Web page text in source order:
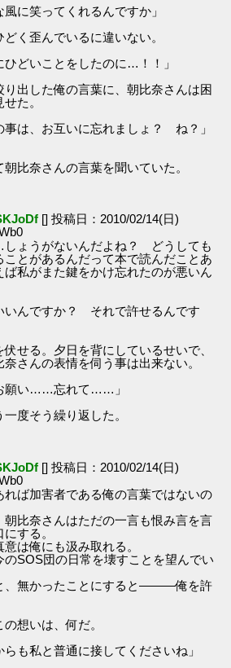
風に笑ってくれるんですか」
く歪んでいるに違いない。
ひどいことをしたのに…！！」
出した俺の言葉に、朝比奈さんは困
た。
事は、お互いに忘れましょ？ ね？」
比奈さんの言葉を聞いていた。
[] 投稿日：2010/02/14(日)
しょうがないんだよね？ どうしても
ことがあるんだって本で読んだことあ
私がまた鍵をかけ忘れたのが悪いん
いんですか？ それで許せるんです
せる。夕日を背にしているせいで、
さんの表情を伺う事は出来ない。
願い……忘れて……」
度そう繰り返した。
[] 投稿日：2010/02/14(日)
ば加害者である俺の言葉ではないの
比奈さんはただの一言も恨み言を言
する。
は俺にも汲み取れる。
SOS団の日常を壊すことを望んでい
、無かったことにすると―――俺を許
想いは、何だ。
らも私と普通に接してくださいね」